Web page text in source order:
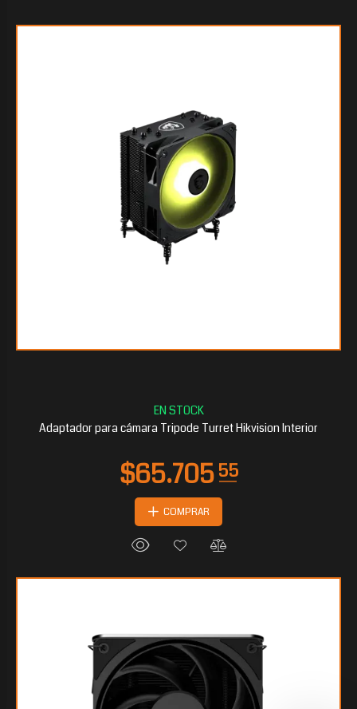
Adaptador para cámara Tripode Turret Hikvision Interior
COMPRAR